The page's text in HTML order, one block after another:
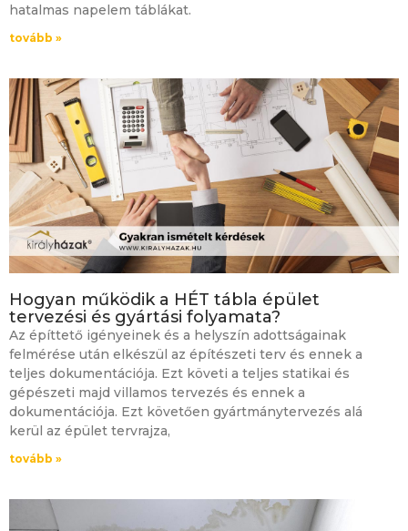
hatalmas napelem táblákat.
tovább »
Hogyan működik a HÉT tábla épület
tervezési és gyártási folyamata?
Az építtető igényeinek és a helyszín adottságainak
felmérése után elkészül az építészeti terv és ennek a
teljes dokumentációja. Ezt követi a teljes statikai és
gépészeti majd villamos tervezés és ennek a
dokumentációja. Ezt követően gyártmánytervezés alá
kerül az épület tervrajza,
tovább »